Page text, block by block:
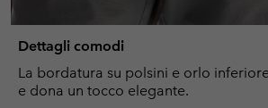
Dettagli comodi
La bordatura su polsini e orlo
e dona un tocco elegante.